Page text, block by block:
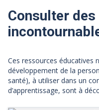
Consulter
Ces ressources éducatives
développement de la
santé), à utiliser dans un
d’apprentissage, sont à